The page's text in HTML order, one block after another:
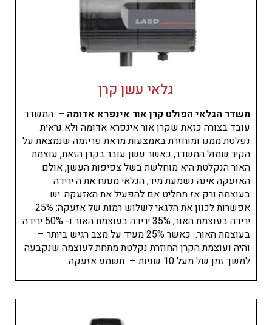
גלאי עשן קרן
משדר הגלאי הפולט קרן אור אינפרא אדומה – המשדר
עובד בצורה כזאת שקרן אור אינפרא אדומה ולא נראית
נפלטת ממנו ומוחזרת באמצעות מראת פריזמה שנמצאת על
הקיר שמול המשדר, כאשר עשן עובר בקרן הזאת, עוצמת
האור הנקלטת היא מוחלשת בשל צפיפות העשן, אולם
האזעקה אינה נשמעת מיד, הגלאי מנתח את ה ירידה
בעוצמה ורק אז מחליט אם להפעיל את האזעקה. יש
אפשרות לכוון את הלגאי לשלוש רמות של אזעקה: 25%
ירידה בעוצמת האור, 35% ירידה בעוצמת האור ו- 50% ירידה
בעוצמת האור. כאשר 25% מעיד על מצב רגיש ביותר –
והיה ועוצמת הקרן החוזרת נקלטת מתחת לעוצמה שנקבעה
למשך זמן של מעל 10 שניות – תשמע אזעקה.